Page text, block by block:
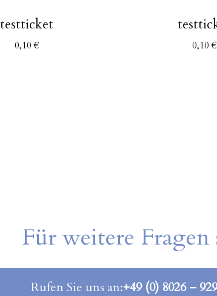
testticket
0,10€ 0,10€
Für weitere
Rufen Sie uns an:+49 (0) 8026 –